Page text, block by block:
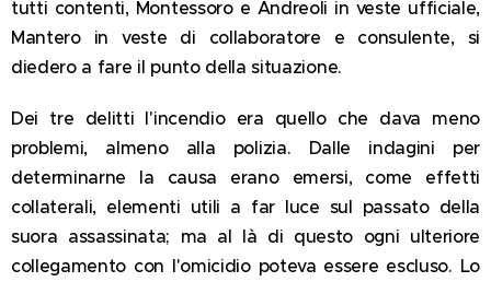
tutti contenti, Montessoro e Andreoli in veste ufficiale,
Mantero in veste di collaboratore e consulente, si
diedero a fare il punto della situazione.
Dei tre delitti l'incendio era quello che dava meno
problemi, almeno alla polizia. Dalle indagini per
determinarne la causa erano emersi, come effetti
collaterali, elementi utili a far luce sul passato della
suora assassinata; ma al là di questo ogni ulteriore
collegamento con l'omicidio poteva essere escluso. Lo